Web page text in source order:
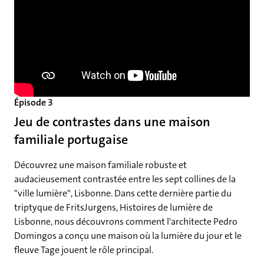
Épisode 3
Jeu de contrastes dans une maison
familiale portugaise
Découvrez une maison familiale robuste et
audacieusement contrastée entre les sept collines de la
"ville lumière", Lisbonne. Dans cette dernière partie du
triptyque de FritsJurgens, Histoires de lumière de
Lisbonne, nous découvrons comment l'architecte Pedro
Domingos a conçu une maison où la lumière du jour et le
fleuve Tage jouent le rôle principal.